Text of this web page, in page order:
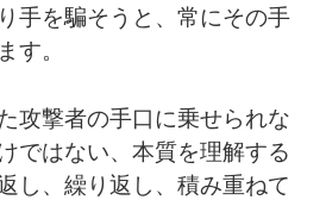
手を騙そうと、常にその手
す。
攻撃者の手口に乗せられな
ではない、本質を理解する
し、繰り返し、積み重ねて